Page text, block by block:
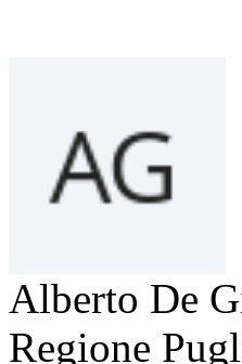
Alberto De
Regione